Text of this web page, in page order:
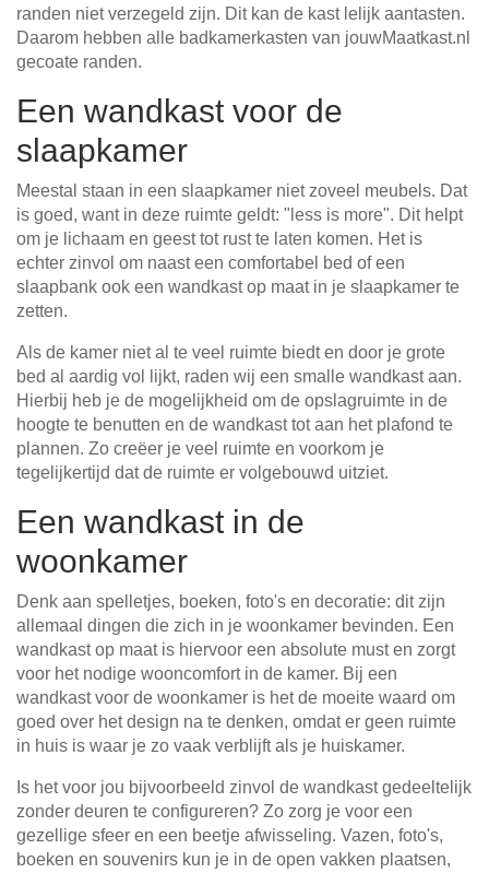
randen niet verzegeld zijn. Dit kan de kast lelijk aantasten.
Daarom hebben alle badkamerkasten van jouwMaatkast.nl
gecoate randen.
Een wandkast voor de
slaapkamer
Meestal staan in een slaapkamer niet zoveel meubels. Dat
is goed, want in deze ruimte geldt: "less is more". Dit helpt
om je lichaam en geest tot rust te laten komen. Het is
echter zinvol om naast een comfortabel bed of een
slaapbank ook een wandkast op maat in je slaapkamer te
zetten.
Als de kamer niet al te veel ruimte biedt en door je grote
bed al aardig vol lijkt, raden wij een smalle wandkast aan.
Hierbij heb je de mogelijkheid om de opslagruimte in de
hoogte te benutten en de wandkast tot aan het plafond te
plannen. Zo creëer je veel ruimte en voorkom je
tegelijkertijd dat de ruimte er volgebouwd uitziet.
Een wandkast in de
woonkamer
Denk aan spelletjes, boeken, foto's en decoratie: dit zijn
allemaal dingen die zich in je woonkamer bevinden. Een
wandkast op maat is hiervoor een absolute must en zorgt
voor het nodige wooncomfort in de kamer. Bij een
wandkast voor de woonkamer is het de moeite waard om
goed over het design na te denken, omdat er geen ruimte
in huis is waar je zo vaak verblijft als je huiskamer.
Is het voor jou bijvoorbeeld zinvol de wandkast gedeeltelijk
zonder deuren te configureren? Zo zorg je voor een
gezellige sfeer en een beetje afwisseling. Vazen, foto's,
boeken en souvenirs kun je in de open vakken plaatsen,